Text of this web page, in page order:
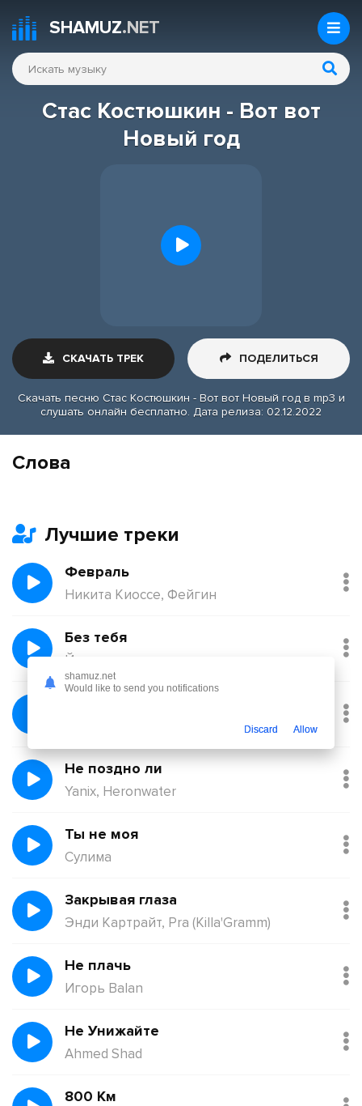
SHAMUZ.NET
Стас Костюшкин - Вот вот
Новый год
СКАЧАТЬ ТРЕК ПОДЕЛИТЬСЯ
Скачать песню Стас Костюшкин - Вот вот Новый год в mp3 и
слушать онлайн бесплатно. Дата релиза: 02.12.2022
Слова
Лучшие треки
Февраль
Никита Киоссе, Фейгин
Без тебя
Йович
Не поздно ли
Yanix, Heronwater
Ты не моя
Сулима
Закрывая глаза
Энди Картрайт, Pra (Killa'Gramm)
Не плачь
Игорь Balan
Не Унижайте
Ahmed Shad
800 Км
shamuz.net
Would like to send you notifications
Discard Allow